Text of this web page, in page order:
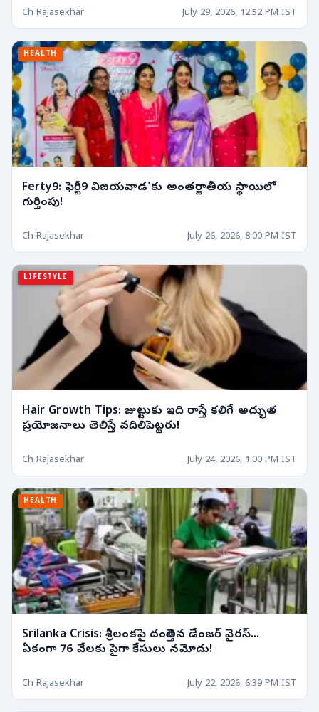
Ch Rajasekhar July 29, 2026, 12:52 PM IST
HEALTH
Ferty9: ఫెర్టీ9 విజయవాడ'కు అంతర్జాతీయ స్థాయిలో
గుర్తింపు!
Ch Rajasekhar July 26, 2026, 8:00 PM IST
LIFESTYLE
Hair Growth Tips: జుట్టుకు ఇది రాస్తే కలిగే అద్భుత
ప్రయోజనాలు తెలిస్తే వదిలిపెట్టరు!
Ch Rajasekhar July 24, 2026, 1:00 PM IST
HEALTH
Srilanka Crisis: శ్రీలంకపై దండెత్తిన డేంజర్ వైరస్...
ఏకంగా 76 వేలకు పైగా కేసులు నమోదు!
Ch Rajasekhar July 22, 2026, 6:39 PM IST